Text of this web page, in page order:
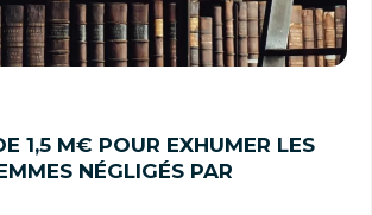
1,5 M€ POUR EXHUMER LES
NÉGLIGÉS PAR